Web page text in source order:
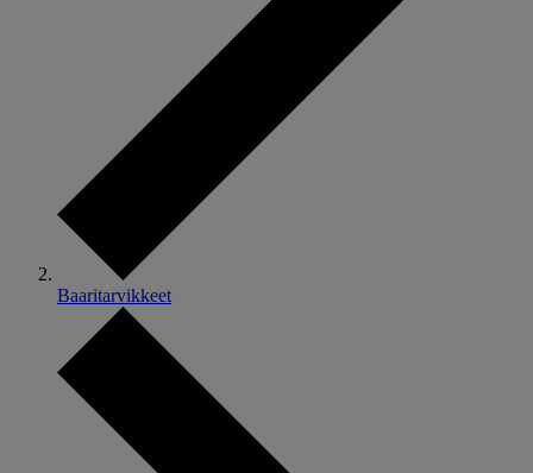
Baaritarvikkeet